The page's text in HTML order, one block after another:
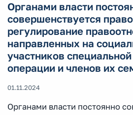
Органами власти
совершенствуется
регулирование
направленных на
участников
операции и членов их
01.11.2024
Органами власти постоянно